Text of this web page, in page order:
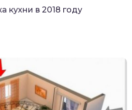
кухни в 2018 году